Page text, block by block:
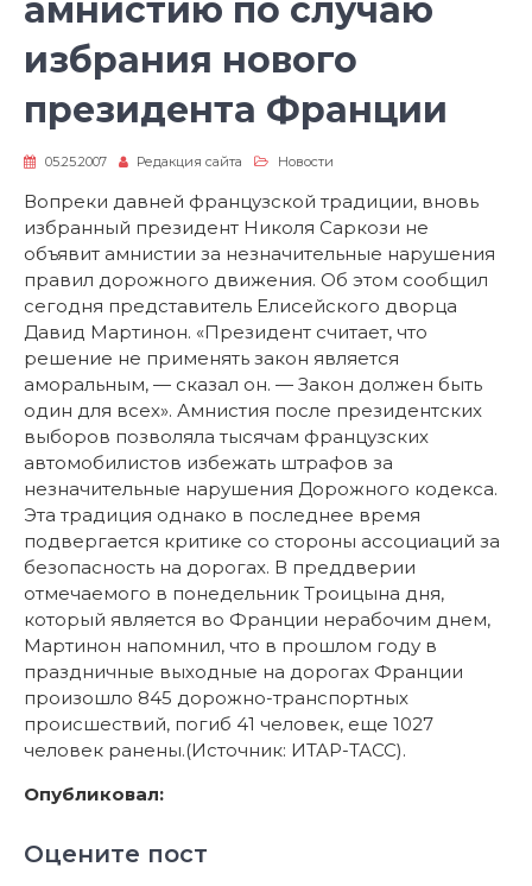
амнистию по случаю
избрания нового
президента Франции
05.25.2007 Редакция сайта Новости
Вопреки давней французской традиции, вновь
избранный президент Николя Саркози не
объявит амнистии за незначительные нарушения
правил дорожного движения. Об этом сообщил
сегодня представитель Елисейского дворца
Давид Мартинон. «Президент считает, что
решение не применять закон является
аморальным, — сказал он. — Закон должен быть
один для всех». Амнистия после президентских
выборов позволяла тысячам французских
автомобилистов избежать штрафов за
незначительные нарушения Дорожного кодекса.
Эта традиция однако в последнее время
подвергается критике со стороны ассоциаций за
безопасность на дорогах. В преддверии
отмечаемого в понедельник Троицына дня,
который является во Франции нерабочим днем,
Мартинон напомнил, что в прошлом году в
праздничные выходные на дорогах Франции
произошло 845 дорожно-транспортных
происшествий, погиб 41 человек, еще 1027
человек ранены.(Источник: ИТАР-ТАСС).
Опубликовал:
Оцените пост